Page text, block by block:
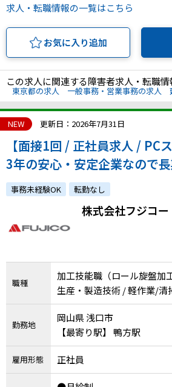
求人・転職情報の一覧はこちら
お気に入り追加
この求人に関連する障害者求人・転職情
東京都の求人 一般事務・営業事務の求人
NEW 更新日：2026年7月31日
【面接1回 / 正社員求人 / PC
3年の安心・安定企業なので
です！
事務未経験OK 転勤なし
株式会社フジコー
職種
加工技能職（ロール旋盤加
生産・製造技術 / 軽作業/
勤務地
岡山県 浅口市
【最寄り駅】 鴨方駅
雇用形態 正社員